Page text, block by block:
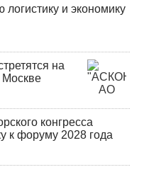
и экономику
на
Москве
конгресса
к форуму 2028 года